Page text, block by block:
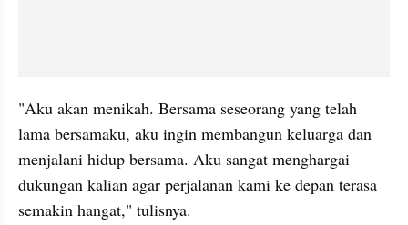
"Aku akan menikah. Bersama seseorang yang telah
lama bersamaku, aku ingin membangun keluarga dan
menjalani hidup bersama. Aku sangat menghargai
dukungan kalian agar perjalanan kami ke depan terasa
semakin hangat," tulisnya.